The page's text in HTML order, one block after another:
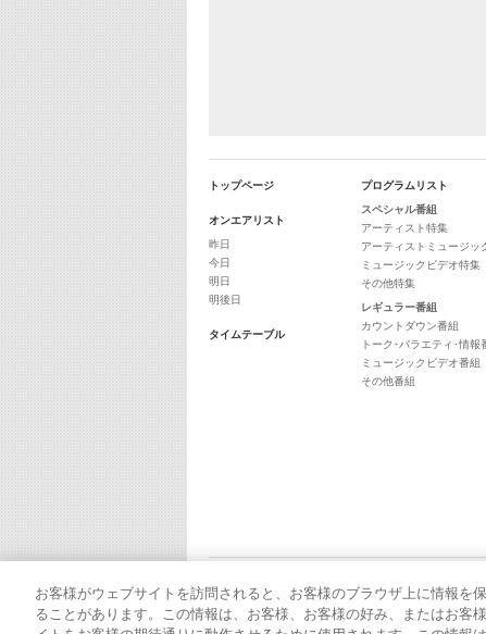
トップページ
オンエアリスト
昨日
今日
明日
明後日
タイムテーブル
プログラムリスト
スペシャル番組
アーティスト特集
アーティストミュージッ
ミュージックビデオ特集
その他特集
レギュラー番組
カウントダウン番組
トーク･バラエティ･情報
ミュージックビデオ番組
その他番組
お客様がウェブサイトを訪問されると、お客様のブラウザ上に情報を
ることがあります。この情報は、お客様、お客様の好み、またはお客